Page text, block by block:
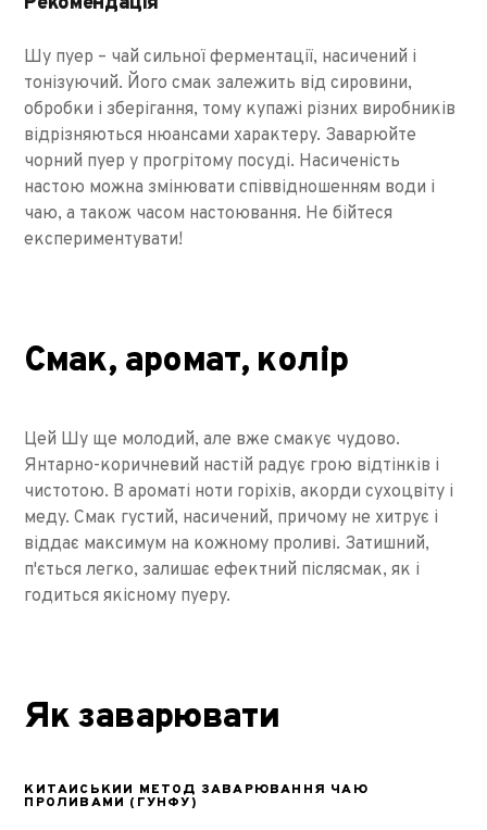
Шу пуер – чай сильної ферментації, насичений і
тонізуючий. Його смак залежить від сировини,
обробки і зберігання, тому купажі різних виробників
відрізняються нюансами характеру. Заварюйте
чорний пуер у прогрітому посуді. Насиченість
настою можна змінювати співвідношенням води і
чаю, а також часом настоювання. Не бійтеся
експериментувати!
Смак, аромат, колір
Цей Шу ще молодий, але вже смакує чудово.
Янтарно-коричневий настій радує грою відтінків і
чистотою. В ароматі ноти горіхів, акорди сухоцвіту і
меду. Смак густий, насичений, причому не хитрує і
віддає максимум на кожному проливі. Затишний,
п'ється легко, залишає ефектний післясмак, як і
годиться якісному пуеру.
Як заварювати
КИТАЙСЬКИЙ МЕТОД ЗАВАРЮВАННЯ ЧАЮ
ПРОЛИВАМИ (ГУНФУ)